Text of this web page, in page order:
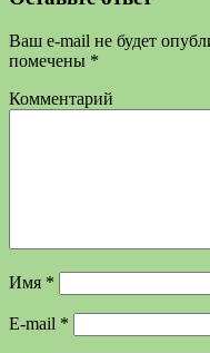
Ваш e-mail не будет
помечены *
Комментарий
Имя *
E-mail *